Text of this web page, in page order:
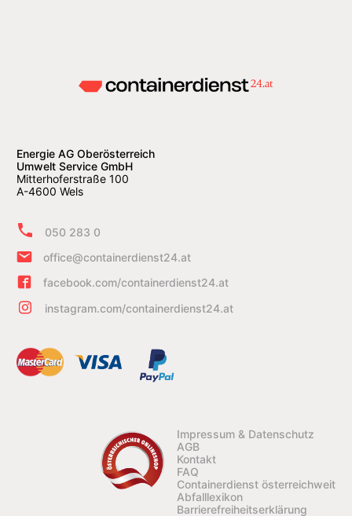
Energie AG Oberösterreich
Umwelt Service GmbH
Mitterhoferstraße 100
A-4600 Wels
050 283 0
office@containerdienst24.at
facebook.com/containerdienst24.at
instagram.com/containerdienst24.at
Impressum & Datenschutz
AGB
Kontakt
FAQ
Containerdienst österreichweit
Abfalllexikon
Barrierefreiheitserklärung